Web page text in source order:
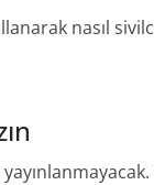
nasıl